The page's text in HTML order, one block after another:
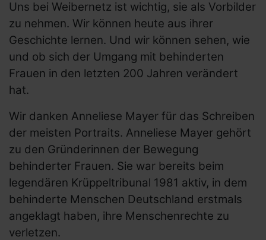
Uns bei Weibernetz ist wichtig, sie als Vorbilder
zu nehmen. Wir können heute aus ihrer
Geschichte lernen. Und wir können sehen, wie
und ob sich der Umgang mit behinderten
Frauen in den letzten 200 Jahren verändert
hat.
Wir danken Anneliese Mayer für das Schreiben
der meisten Portraits. Anneliese Mayer gehört
zu den Gründerinnen der Bewegung
behinderter Frauen. Sie war bereits beim
legendären Krüppeltribunal 1981 aktiv, in dem
behinderte Menschen Deutschland erstmals
angeklagt haben, ihre Menschenrechte zu
verletzen.